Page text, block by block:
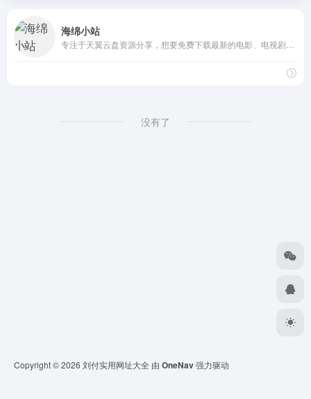
海绵小站
没有了
Copyright © 2026 刘付实用网址大全 由 OneNav强力驱动